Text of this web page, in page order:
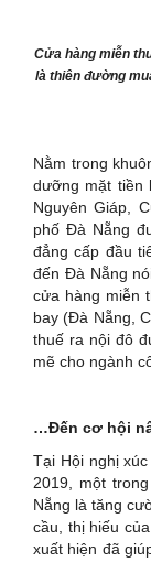
Cửa hàng miễn
là thiên đường
Nằm trong
dưỡng mặt tiền
Nguyên Giáp,
phố Đà Nẵng
đẳng cấp đầu
đến Đà Nẵng
cửa hàng miễn
bay (Đà Nẵng,
thuế ra nội đô
mẽ cho ngành
…Đến cơ hội
Tại Hội nghị
2019, một
Nẵng là tăng
cầu, thị hiếu
xuất hiện đã